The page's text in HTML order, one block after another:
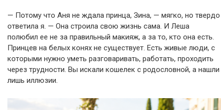
— Потому что Аня не ждала принца, Зина, — мягко, но твердо
ответила я. — Она строила свою жизнь сама. И Леша
полюбил ее не за правильный макияж, а за то, кто она есть.
Принцев на белых конях не существует. Есть живые люди, с
которыми нужно уметь разговаривать, работать, проходить
через трудности. Вы искали кошелек с родословной, а нашли
лишь иллюзии.